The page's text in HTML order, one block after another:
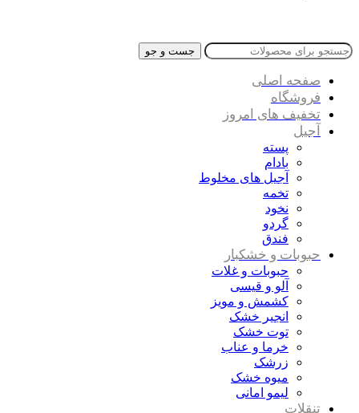
جست و جو
صفحه اصلی
فروشگاه
تخفیف های امروز
آجیل
پسته
بادام
آجیل های مخلوط
تخمه
نخود
گردو
فندق
حبوبات و خشکبار
حبوبات و غلات
آلو و قیسی
کشمش و مویز
انجیر خشک
توت خشک
خرما و عناب
زرشک
میوه خشک
لیمو امانی
تنقلات